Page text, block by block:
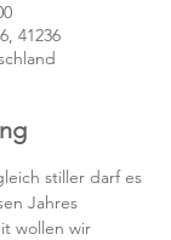
41236
stiller darf es
Jahres
wollen wir